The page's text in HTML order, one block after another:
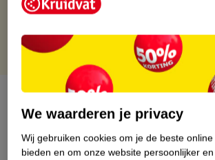
Gratis punten met je Kruidvat kaart
Over dit product
We waarderen je privacy
Wij gebruiken cookies om je de beste
bieden en om onze website persoonlijker